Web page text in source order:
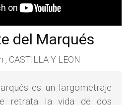
del Marqués
, CASTILLA Y LEON
es un largometraje
retrata la vida de dos